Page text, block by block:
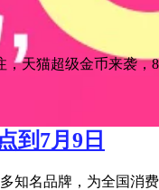
天猫超级金币来袭，
到7月9日
知名品牌，为全国